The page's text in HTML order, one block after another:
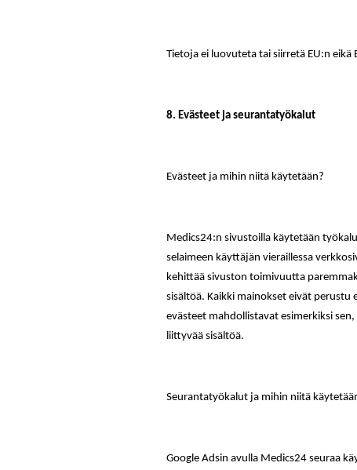
Tietoja ei luovuteta tai siirretä EU:n
8. Evästeet ja seurantatyökalut
Evästeet ja mihin niitä käytetään?
Medics24:n sivustoilla käytetään
selaimeen käyttäjän vieraillessa
kehittää sivuston toimivuutta
sisältöä. Kaikki mainokset eivät
evästeet mahdollistavat esimerkiksi
liittyvää sisältöä.
Seurantatyökalut ja mihin niitä
Google Adsin avulla Medics24 seuraa